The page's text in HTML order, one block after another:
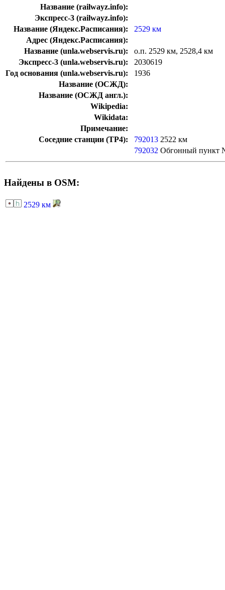
Название (railwayz.info):
Экспресс-3 (railwayz.info):
Название (Яндекс.Расписания):
2529 км
Адрес (Яндекс.Расписания):
Название (unla.webservis.ru):
о.п. 2529 км, 2528,4 км
Экспресс-3 (unla.webservis.ru):
2030619
Год основания (unla.webservis.ru):
1936
Название (ОСЖД):
Название (ОСЖД англ.):
Wikipedia:
Wikidata:
Примечание:
Соседние станции (ТР4):
792013 2522 км
792032 Обгонный пункт
Найдены в OSM:
2529 км